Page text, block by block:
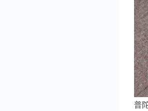
普